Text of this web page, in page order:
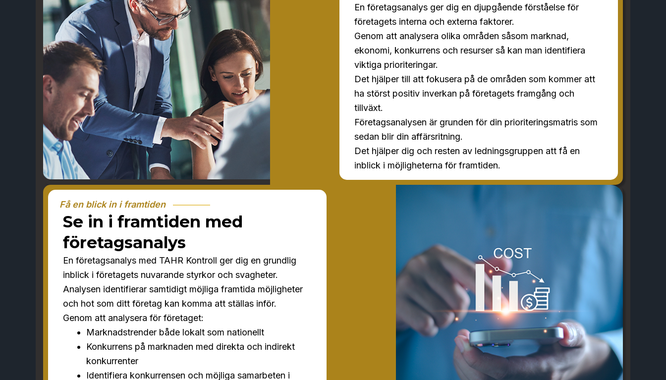
En företagsanalys ger dig en djupgående förståelse för
företagets interna och externa faktorer.
Genom att analysera olika områden såsom marknad,
ekonomi, konkurrens och resurser så kan man identifiera
viktiga prioriteringar.
Det hjälper till att fokusera på de områden som kommer att
ha störst positiv inverkan på företagets framgång och
tillväxt.
Företagsanalysen är grunden för din prioriteringsmatris som
sedan blir din affärsritning.
Det hjälper dig och resten av ledningsgruppen att få en
inblick i möjligheterna för framtiden.
Få en blick in i framtiden
Se in i framtiden med
företagsanalys
En företagsanalys med TAHR Kontroll ger dig en grundlig
inblick i företagets nuvarande styrkor och svagheter.
Analysen identifierar samtidigt möjliga framtida möjligheter
och hot som ditt företag kan komma att ställas inför.
Genom att analysera för företaget:
Marknadstrender både lokalt som nationellt
Konkurrens på marknaden med direkta och indirekt
konkurrenter
Identifiera konkurrensen och möjliga samarbeten i